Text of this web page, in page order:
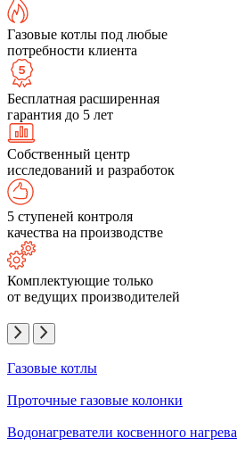
Газовые котлы под любые
потребности клиента
Бесплатная расширенная
гарантия до 5 лет
Собственный центр
исследований и разработок
5 ступеней контроля
качества на производстве
Комплектующие только
от ведущих производителей
Газовые котлы
Проточные газовые колонки
Водонагреватели косвенного нагрева